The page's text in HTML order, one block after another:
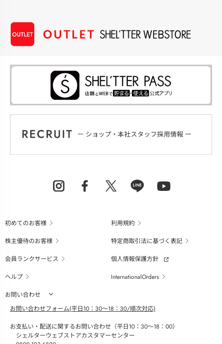
初めてのお客様
利用規約
株主優待のお客様
特定商取引法に基づく表記
会員ランクサービス
個人情報保護方針
ヘルプ
InternationalOrders
お問い合わせ
お問い合わせフォーム(平日10：30～18：30/順次対応)
お支払い・配送に関するお問い合わせ（平日10：30～18：00）
シェルターウェブストアカスタマーセンター